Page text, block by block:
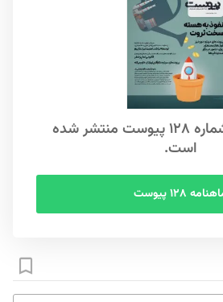
این مطلب در شماره ۱۲۸ پیوست منتشر شده
است.
۱۲۸ پیوست